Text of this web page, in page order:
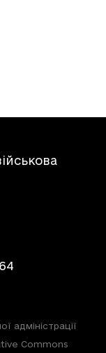
адміністрації
Commons